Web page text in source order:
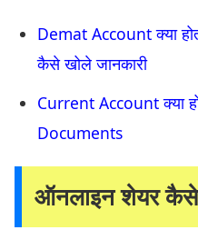
Demat Account क्या
कैसे खोले जानकारी
Current Account क्या
Documents
ऑनलाइन शेयर